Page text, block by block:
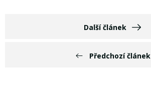
Předchozí článek
Další článek